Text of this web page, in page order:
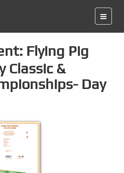
Flying Pig
Classic &
Day